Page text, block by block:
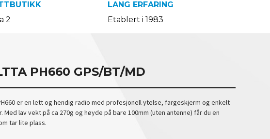
2
LANG ERFARING
Etablert i 1983
PH660 GPS/BT/MD
er en lett og hendig radio med profesjonell ytelse, fargeskjerm og enkelt
Med lav vekt på ca 270g og høyde på bare 100mm (uten antenne) får du en
tar lite plass.